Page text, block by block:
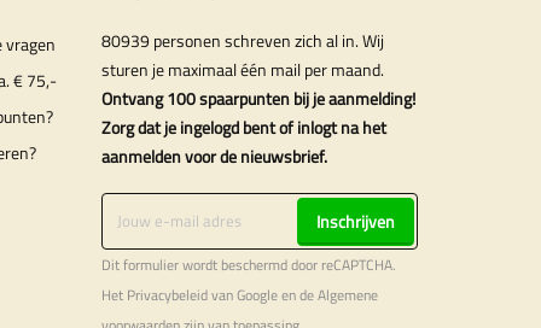
vragen
€ 75,-
80939 personen schreven zich al in. Wij
sturen je maximaal één mail per maand.
Ontvang 100 spaarpunten bij je aanmelding!
Zorg dat je ingelogd bent of inlogt na het
aanmelden voor de nieuwsbrief.
Inschrijven
Dit formulier wordt beschermd door reCAPTCHA.
Het Privacybeleidvan Google en deAlgemene